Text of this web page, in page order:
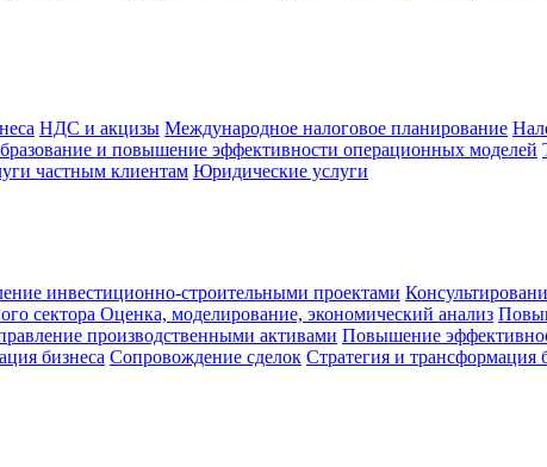
НДС и акцизы Международное налоговое планирование
и повышение эффективности операционных моделей
частным клиентам Юридические услуги
инвестиционно-строительными проектами
сектора Оценка, моделирование, экономический анализ
производственными активами Повышение
бизнеса Сопровождение сделок Стратегия и трансформация